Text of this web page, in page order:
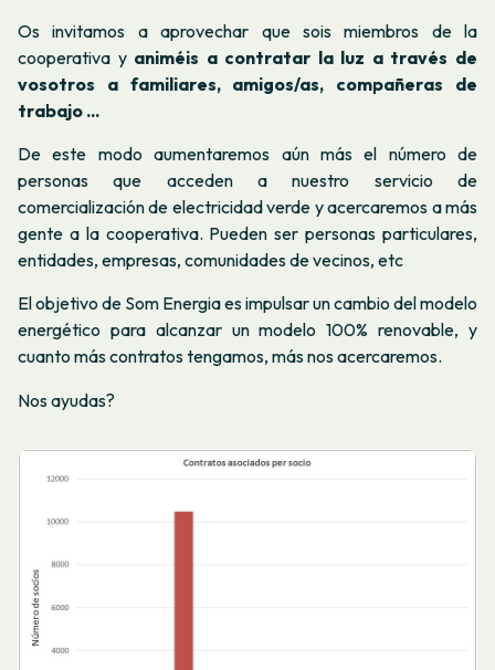
Os invitamos a aprovechar que sois miembros de la
cooperativa y animéis a contratar la luz a través de
vosotros a familiares, amigos/as, compañeras de
trabajo ...
De este modo aumentaremos aún más el número de
personas que acceden a nuestro servicio de
comercialización de electricidad verde y acercaremos a más
gente a la cooperativa. Pueden ser personas particulares,
entidades, empresas, comunidades de vecinos, etc
El objetivo de Som Energia es impulsar un cambio del modelo
energético para alcanzar un modelo 100% renovable, y
cuanto más contratos tengamos, más nos acercaremos.
Nos ayudas?